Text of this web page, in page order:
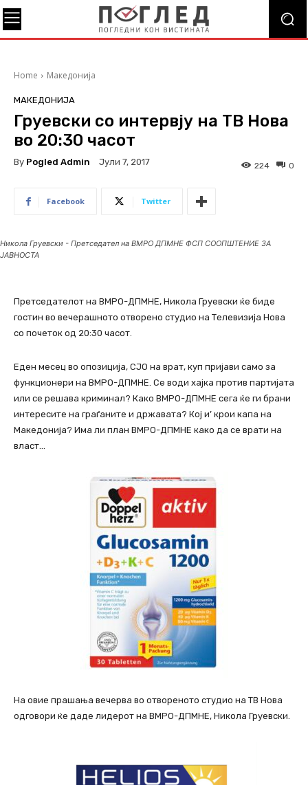
Home Македонија
МАКЕДОНИЈА
Груевски со интервју на ТВ Нова
во 20:30 часот
By Pogled Admin Јули 7, 2017 0
224
Facebook Twitter
Никола Груевски - Претседател на ВМРО ДПМНЕ ФСП СООПШТЕНИЕ ЗА
ЈАВНОСТА
Претседателот на ВМРО-ДПМНЕ, Никола Груевски ќе биде
гостин во вечерашното отворено студио на Телевизија Нова
со почеток од 20:30 часот.
Еден месец во опозиција, СЈО на врат, куп пријави само за
функционери на ВМРО-ДПМНЕ. Се води хајка против партијата
или се решава криминал? Како ВМРО-ДПМНЕ сега ќе ги брани
интересите на граѓаните и државата? Кој и’ крои капа на
Македонија? Има ли план ВМРО-ДПМНЕ како да се врати на
власт…
На овие прашања вечерва во отвореното студио на ТВ Нова
одговори ќе даде лидерот на ВМРО-ДПМНЕ, Никола Груевски.